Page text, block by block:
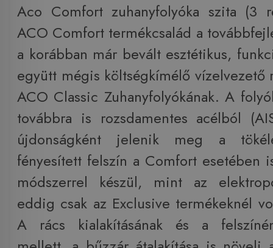
Aco Comfort zuhanyfolyóka szita (3
ACO Comfort termékcsalád a
a korábban már bevált esztétikus,
együtt mégis költségkímélő vízelvezető
ACO Classic Zuhanyfolyókának. A
továbbra is rozsdamentes acélból
újdonságként jelenik meg a
fényesített felszín a Comfort esetében
módszerrel készül, mint az
eddig csak az Exclusive termékeknél
A rács kialakításának és a